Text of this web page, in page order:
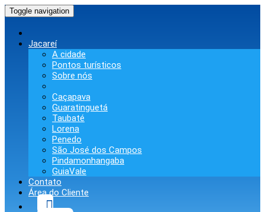
Toggle navigation
Jacareí
A cidade
Pontos turísticos
Sobre nós
Caçapava
Guaratinguetá
Taubaté
Lorena
Penedo
São José dos Campos
Pindamonhangaba
GuiaVale
Contato
Área do Cliente